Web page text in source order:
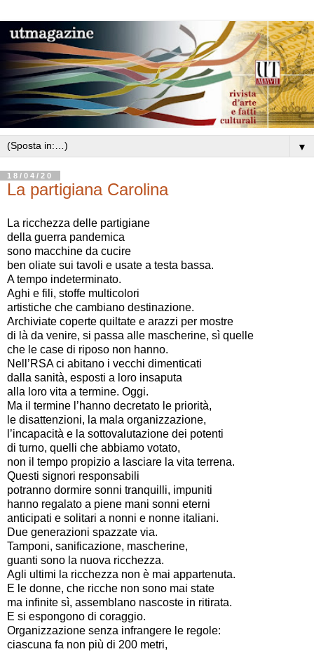
▼
18/04/20
La partigiana Carolina
La ricchezza delle partigiane
della guerra pandemica
sono macchine da cucire
ben oliate sui tavoli e usate a testa bassa.
A tempo indeterminato.
Aghi e fili, stoffe multicolori
artistiche che cambiano destinazione.
Archiviate coperte quiltate e arazzi per mostre
di là da venire, si passa alle mascherine, sì quelle
che le case di riposo non hanno.
Nell’RSA ci abitano i vecchi dimenticati
dalla sanità, esposti a loro insaputa
alla loro vita a termine. Oggi.
Ma il termine l’hanno decretato le priorità,
le disattenzioni, la mala organizzazione,
l’incapacità e la sottovalutazione dei potenti
di turno, quelli che abbiamo votato,
non il tempo propizio a lasciare la vita terrena.
Questi signori responsabili
potranno dormire sonni tranquilli, impuniti
hanno regalato a piene mani sonni eterni
anticipati e solitari a nonni e nonne italiani.
Due generazioni spazzate via.
Tamponi, sanificazione, mascherine,
guanti sono la nuova ricchezza.
Agli ultimi la ricchezza non è mai appartenuta.
E le donne, che ricche non sono mai state
ma infinite sì, assemblano nascoste in ritirata.
E si espongono di coraggio.
Organizzazione senza infrangere le regole:
ciascuna fa non più di 200 metri,